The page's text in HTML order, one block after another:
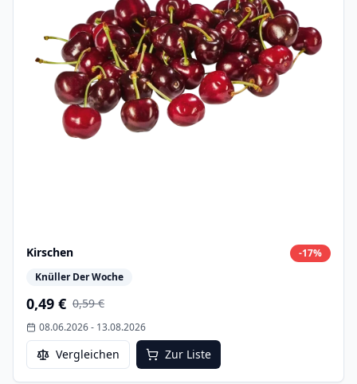
Kirschen -17%
Knüller Der Woche
0,49 € 0,59 €
08.06.2026- 13.08.2026
Vergleichen Zur Liste